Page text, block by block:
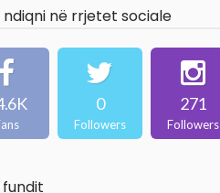
ndiqni në rrjetet sociale
0
Followers
271
Followers
fundit